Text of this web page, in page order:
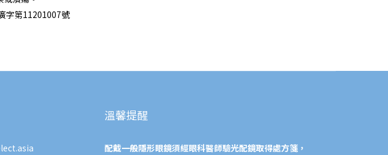
字第11201007號
溫馨提醒
配戴一般隱形眼鏡須經眼科醫師驗光配鏡取得處方箋，